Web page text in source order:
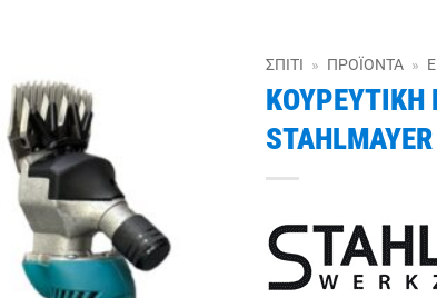
ΣΠΊΤΙ » ΠΡΟΪΌΝΤΑ »
STAHLMAYER